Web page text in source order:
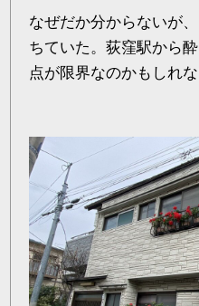
なぜだか分からないが
ちていた。荻窪駅から
点が限界なのかもしれな